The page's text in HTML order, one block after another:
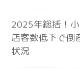
2025年総括！
店客数低下で倒
状況